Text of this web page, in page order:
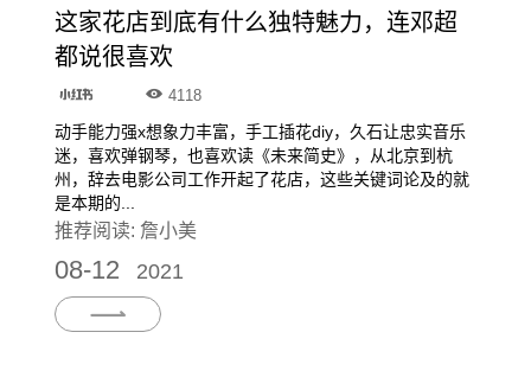
这家花店到底有什么独特魅力，连邓超
都说很喜欢
4118
动手能力强x想象力丰富，手工插花diy，久石让忠实音乐
迷，喜欢弹钢琴，也喜欢读《未来简史》，从北京到杭
州，辞去电影公司工作开起了花店，这些关键词论及的就
是本期的...
推荐阅读: 詹小美
08-12 2021